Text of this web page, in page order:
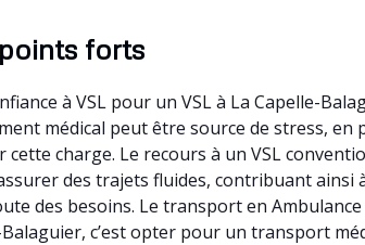
forts
à VSL pour un VSL à La Capelle-
médical peut être source de stress, en
cette charge. Le recours à un VSL
des trajets fluides, contribuant ainsi
des besoins. Le transport en
c’est opter pour un transport